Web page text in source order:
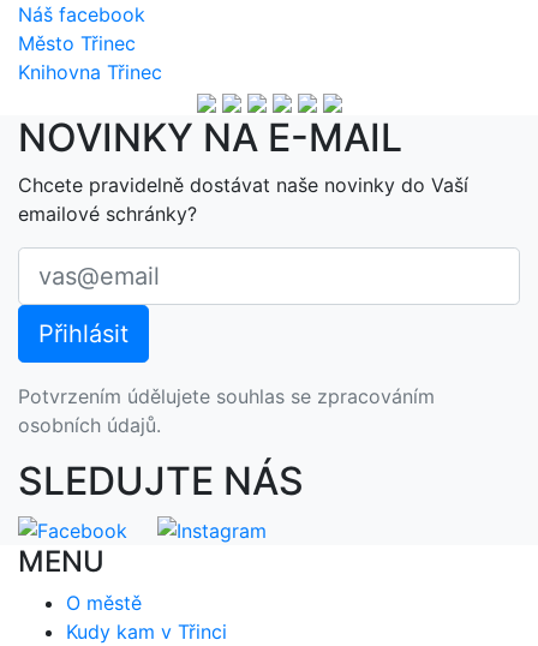
Náš facebook
Město Třinec
Knihovna Třinec
NOVINKY NA E-MAIL
Chcete pravidelně dostávat naše novinky do Vaší
emailové schránky?
Potvrzením údělujete souhlas se zpracováním
osobních údajů.
SLEDUJTE NÁS
MENU
O městě
Kudy kam v Třinci